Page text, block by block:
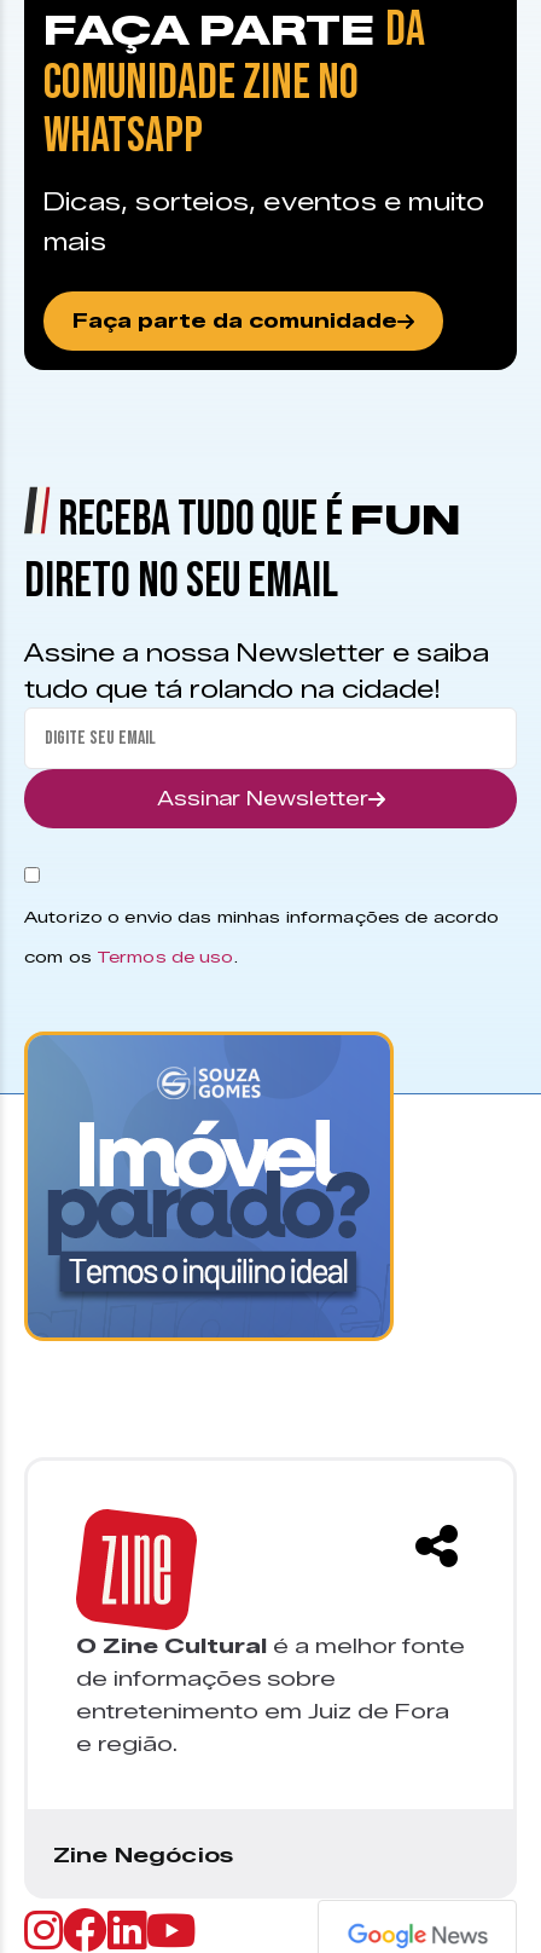
FAÇA PARTE DA
COMUNIDADE ZINE NO
WHATSAPP
Dicas, sorteios, eventos e muito
mais
Faça parte da comunidade
RECEBA TUDO QUE É FUN
DIRETO NO SEU EMAIL
Assine a nossa Newsletter e saiba
tudo que tá rolando na cidade!
Assinar Newsletter
Autorizo o envio das minhas informações de acordo
com os Termos de uso.
O Zine Cultural é a melhor fonte
de informações sobre
entretenimento em Juiz de Fora
e região.
Zine Negócios